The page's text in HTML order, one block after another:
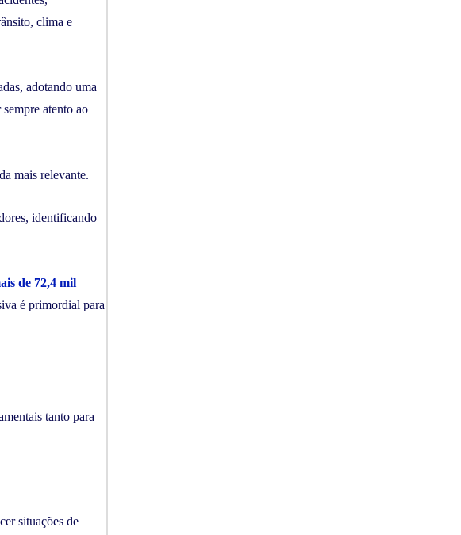
clima e
adotando uma
atento ao
mais relevante.
identificando
de 72,4 mil
é primordial para
tanto para
situações de